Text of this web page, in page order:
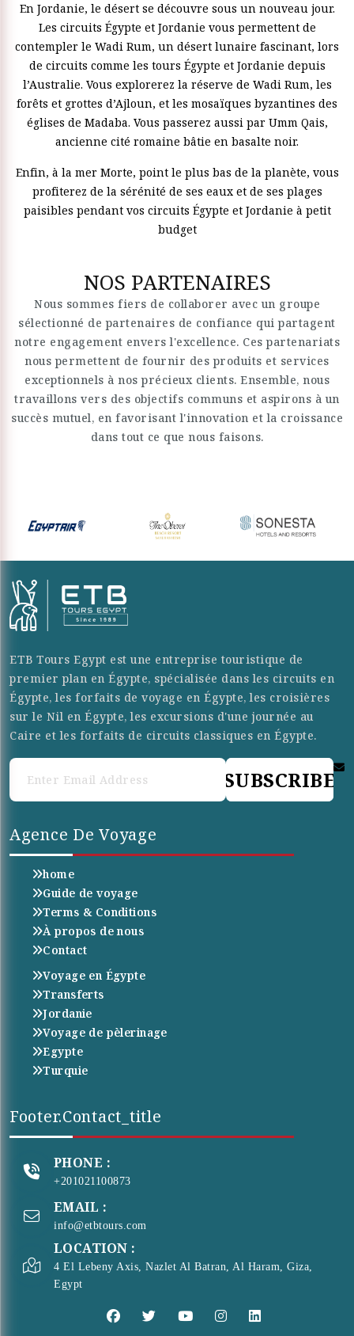
En Jordanie, le désert se découvre sous un nouveau jour.
Les circuits Égypte et Jordanie vous permettent de
contempler le Wadi Rum, un désert lunaire fascinant, lors
de circuits comme les tours Égypte et Jordanie depuis
l’Australie. Vous explorerez la réserve de Wadi Rum, les
forêts et grottes d’Ajloun, et les mosaïques byzantines des
églises de Madaba. Vous passerez aussi par Umm Qais,
ancienne cité romaine bâtie en basalte noir.
Enfin, à la mer Morte, point le plus bas de la planète, vous
profiterez de la sérénité de ses eaux et de ses plages
paisibles pendant vos circuits Égypte et Jordanie à petit
budget
NOS PARTENAIRES
Nous sommes fiers de collaborer avec un groupe
sélectionné de partenaires de confiance qui partagent
notre engagement envers l'excellence. Ces partenariats
nous permettent de fournir des produits et services
exceptionnels à nos précieux clients. Ensemble, nous
travaillons vers des objectifs communs et aspirons à un
succès mutuel, en favorisant l'innovation et la croissance
dans tout ce que nous faisons.
ETB Tours Egypt est une entreprise touristique de
premier plan en Égypte, spécialisée dans les circuits en
Égypte, les forfaits de voyage en Égypte, les croisières
sur le Nil en Égypte, les excursions d'une journée au
Caire et les forfaits de circuits classiques en Égypte.
SUBSCRIBE
Agence De Voyage
home
Guide de voyage
Terms & Conditions
À propos de nous
Contact
Voyage en Égypte
Transferts
Jordanie
Voyage de pèlerinage
Egypte
Turquie
Footer.contact_title
PHONE :
+201021100873
EMAIL :
info@etbtours.com
LOCATION :
4 El Lebeny Axis, Nazlet Al Batran, Al Haram, Giza,
Egypt